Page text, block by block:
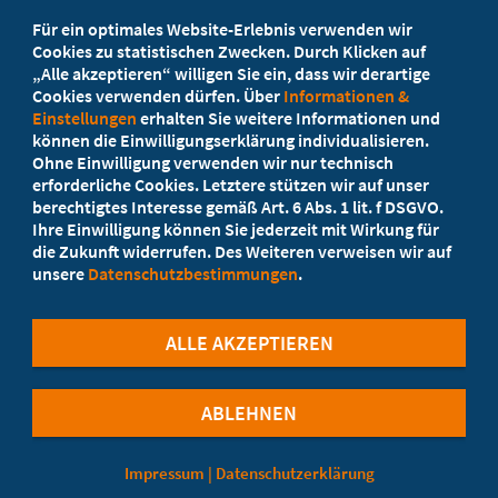
Ihr Landesverband berät Sie!
Ansprechpartner
Werden Sie jetzt Mitglied
5 Vorteile einer MB-Mitgliedschaft
Cookie-Einstellungen Datenschutzerklärung
Für ein optimales Website-Erlebnis verwenden wir
Cookies zu statistischen Zwecken. Durch Klicken auf
„Alle akzeptieren“ willigen Sie ein, dass wir derartige
Cookies verwenden dürfen. Über Informationen &
Einstellungen erhalten Sie weitere Informationen und
können die Einwilligungserklärung individualisieren.
Ohne Einwilligung verwenden wir nur technisch
erforderliche Cookies. Letztere stützen wir auf unser
berechtigtes Interesse gemäß Art. 6 Abs. 1 lit. f DSGVO.
Ihre Einwilligung können Sie jederzeit mit Wirkung für
die Zukunft widerrufen. Des Weiteren verweisen wir auf
unsere Datenschutzbestimmungen.
ABLEHNEN
ALLE AKZEPTIEREN
Impressum | Datenschutzerklärung